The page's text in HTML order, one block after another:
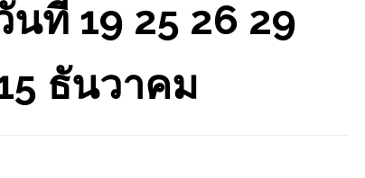
ที่ 19 25 26 29
ธันวาคม